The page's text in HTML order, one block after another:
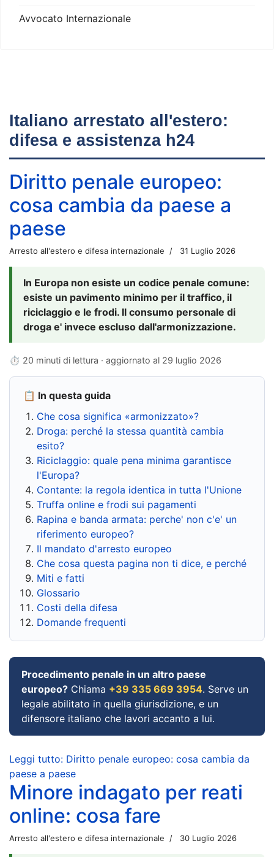
Avvocato Internazionale
Italiano arrestato all'estero:
difesa e assistenza h24
Diritto penale europeo:
cosa cambia da paese a
paese
Arresto all'estero e difesa internazionale 31 Luglio 2026
In Europa non esiste un codice penale comune:
esiste un pavimento minimo per il traffico, il
riciclaggio e le frodi. Il consumo personale di
droga e' invece escluso dall'armonizzazione.
⏱ 20 minuti di lettura · aggiornato al 29 luglio 2026
📋 In questa guida
Che cosa significa «armonizzato»?
Droga: perché la stessa quantità cambia
esito?
Riciclaggio: quale pena minima garantisce
l'Europa?
Contante: la regola identica in tutta l'Unione
Truffa online e frodi sui pagamenti
Rapina e banda armata: perche' non c'e' un
riferimento europeo?
Il mandato d'arresto europeo
Che cosa questa pagina non ti dice, e perché
Miti e fatti
Glossario
Costi della difesa
Domande frequenti
Procedimento penale in un altro paese
europeo? Chiama +39 335 669 3954. Serve un
legale abilitato in quella giurisdizione, e un
difensore italiano che lavori accanto a lui.
Leggi tutto: Diritto penale europeo: cosa cambia da
paese a paese
Minore indagato per reati
online: cosa fare
Arresto all'estero e difesa internazionale 30 Luglio 2026